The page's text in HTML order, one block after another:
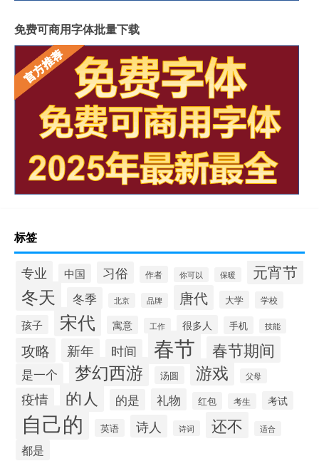
免费可商用字体批量下载
标签
专业 中国 习俗 作者 你可以 保暖 元宵节
冬天 冬季 北京 品牌 唐代 大学 学校
孩子 宋代 寓意 工作 很多人 手机 技能
攻略 新年 时间 春节 春节期间
是一个 梦幻西游 汤圆 游戏 父母
疫情 的人 的是 礼物 红包 考生 考试
自己的 英语 诗人 诗词 还不 适合
都是